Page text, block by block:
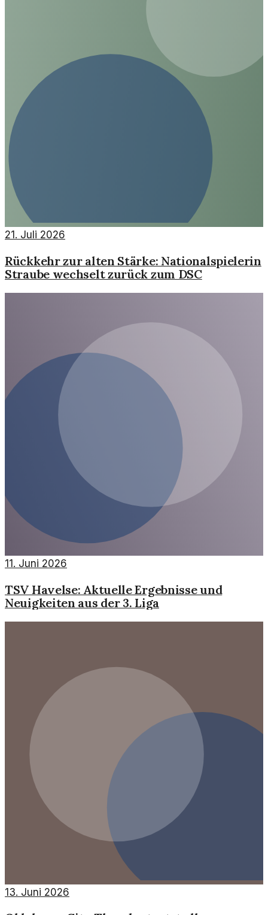
21. Juli 2026
Rückkehr zur alten Stärke: Nationalspielerin
Straube wechselt zurück zum DSC
11. Juni 2026
TSV Havelse: Aktuelle Ergebnisse und
Neuigkeiten aus der 3. Liga
13. Juni 2026